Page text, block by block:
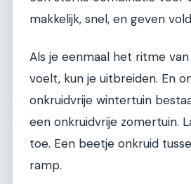
makkelijk, snel, en geven
Als je eenmaal het ritme
voelt, kun je uitbreiden. En
onkruidvrije wintertuin
een onkruidvrije zomertuin.
toe. Een beetje onkruid
ramp.